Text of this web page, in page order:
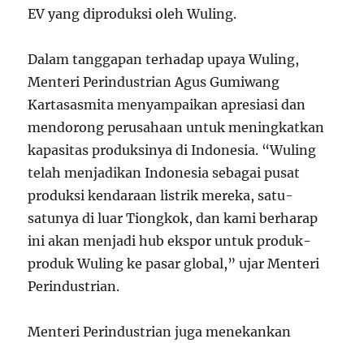
EV yang diproduksi oleh Wuling.
Dalam tanggapan terhadap upaya Wuling,
Menteri Perindustrian Agus Gumiwang
Kartasasmita menyampaikan apresiasi dan
mendorong perusahaan untuk meningkatkan
kapasitas produksinya di Indonesia. “Wuling
telah menjadikan Indonesia sebagai pusat
produksi kendaraan listrik mereka, satu-
satunya di luar Tiongkok, dan kami berharap
ini akan menjadi hub ekspor untuk produk-
produk Wuling ke pasar global,” ujar Menteri
Perindustrian.
Menteri Perindustrian juga menekankan